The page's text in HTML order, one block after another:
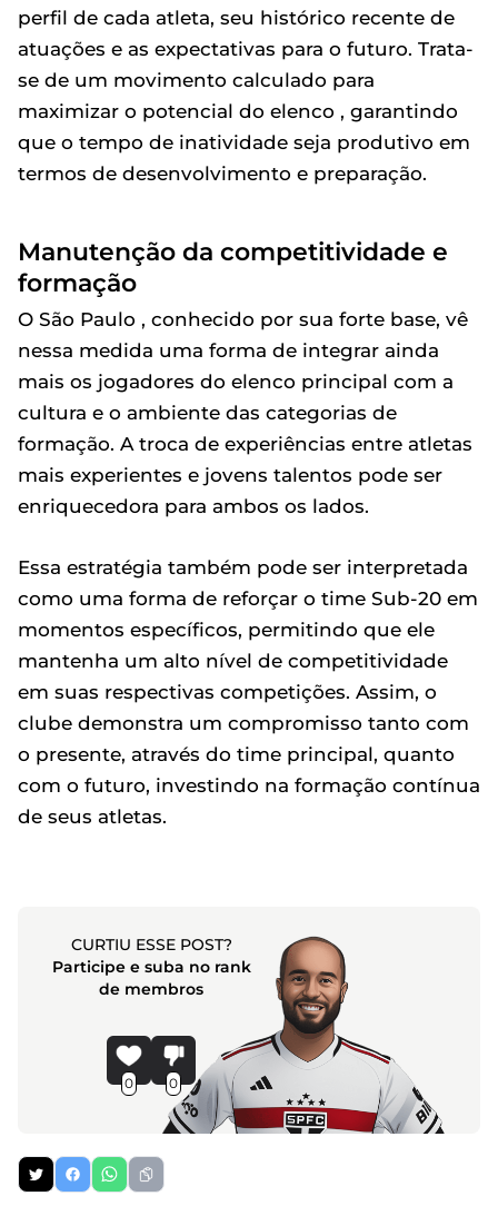
perfil de cada atleta, seu histórico recente de
atuações e as expectativas para o futuro. Trata-
se de um movimento calculado para
maximizar o potencial do elenco , garantindo
que o tempo de inatividade seja produtivo em
termos de desenvolvimento e preparação.
Manutenção da competitividade e
formação
O São Paulo , conhecido por sua forte base, vê
nessa medida uma forma de integrar ainda
mais os jogadores do elenco principal com a
cultura e o ambiente das categorias de
formação. A troca de experiências entre atletas
mais experientes e jovens talentos pode ser
enriquecedora para ambos os lados.
Essa estratégia também pode ser interpretada
como uma forma de reforçar o time Sub-20 em
momentos específicos, permitindo que ele
mantenha um alto nível de competitividade
em suas respectivas competições. Assim, o
clube demonstra um compromisso tanto com
o presente, através do time principal, quanto
com o futuro, investindo na formação contínua
de seus atletas.
CURTIU ESSE POST?
Participe e suba no rank
de membros
0 0